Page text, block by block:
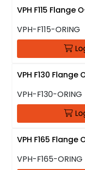
VPH F115 Flange
VPH-F115-ORING
VPH F130 Flange
VPH-F130-ORING
VPH F165 Flange
VPH-F165-ORING